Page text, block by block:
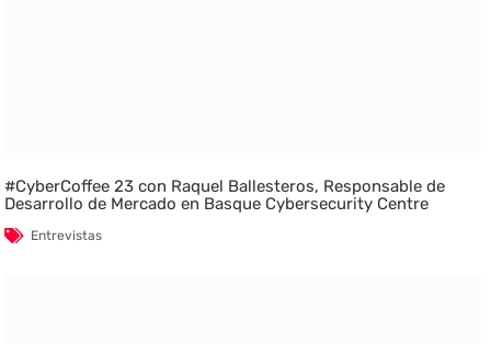
#CyberCoffee 23 con Raquel Ballesteros, Responsable de
Desarrollo de Mercado en Basque Cybersecurity Centre
Entrevistas